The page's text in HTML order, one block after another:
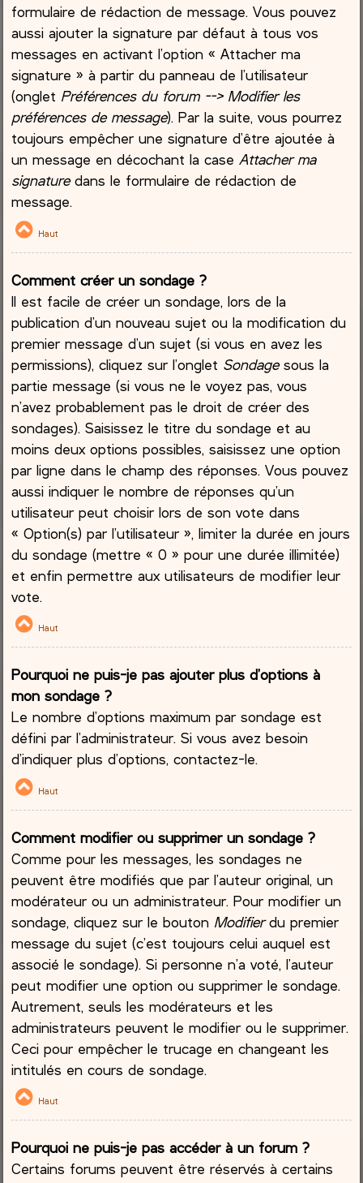
formulaire de rédaction de message. Vous pouvez
aussi ajouter la signature par défaut à tous vos
messages en activant l’option « Attacher ma
signature » à partir du panneau de l’utilisateur
(onglet Préférences du forum --> Modifier les
préférences de message). Par la suite, vous pourrez
toujours empêcher une signature d’être ajoutée à
un message en décochant la caseAttacher ma
signaturedans le formulaire de rédaction de
message.
Haut
Comment créer un sondage ?
Il est facile de créer un sondage, lors de la
publication d’un nouveau sujet ou la modification du
premier message d’un sujet (si vous en avez les
permissions), cliquez sur l’onglet Sondagesous la
partie message (si vous ne le voyez pas, vous
n’avez probablement pas le droit de créer des
sondages). Saisissez le titre du sondage et au
moins deux options possibles, saisissez une option
par ligne dans le champ des réponses. Vous pouvez
aussi indiquer le nombre de réponses qu’un
utilisateur peut choisir lors de son vote dans
« Option(s) par l’utilisateur », limiter la durée en jours
du sondage (mettre « 0 » pour une durée illimitée)
et enfin permettre aux utilisateurs de modifier leur
vote.
Haut
Pourquoi ne puis-je pas ajouter plus d’options à
mon sondage ?
Le nombre d’options maximum par sondage est
défini par l’administrateur. Si vous avez besoin
d’indiquer plus d’options, contactez-le.
Haut
Comment modifier ou supprimer un sondage ?
Comme pour les messages, les sondages ne
peuvent être modifiés que par l’auteur original, un
modérateur ou un administrateur. Pour modifier un
sondage, cliquez sur le bouton Modifierdu premier
message du sujet (c’est toujours celui auquel est
associé le sondage). Si personne n’a voté, l’auteur
peut modifier une option ou supprimer le sondage.
Autrement, seuls les modérateurs et les
administrateurs peuvent le modifier ou le supprimer.
Ceci pour empêcher le trucage en changeant les
intitulés en cours de sondage.
Haut
Pourquoi ne puis-je pas accéder à un forum ?
Certains forums peuvent être réservés à certains